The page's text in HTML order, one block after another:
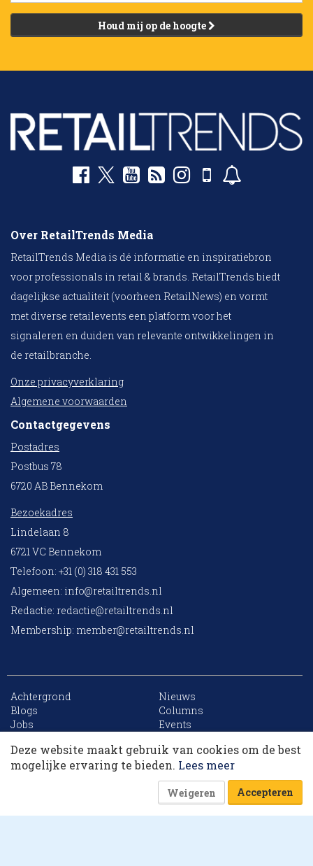
Houd mij op de hoogte
Over RetailTrends Media
RetailTrends Media is dé informatie en inspiratiebron
voor professionals in retail & brands. RetailTrends biedt
dagelijkse actualiteit (voorheen RetailNews) en vormt
met diverse retailevents een platform voor het
signaleren en duiden van relevante ontwikkelingen in
de retailbranche.
Onze privacyverklaring
Algemene voorwaarden
Contactgegevens
Postadres
Postbus 78
6720 AB Bennekom
Bezoekadres
Lindelaan 8
6721 VC Bennekom
Telefoon: +31 (0) 318 431 553
Algemeen: info@retailtrends.nl
Redactie: redactie@retailtrends.nl
Membership: member@retailtrends.nl
Achtergrond
Nieuws
Blogs
Columns
Jobs
Events
Archief
Sitemap
Website is powered by
Deze website maakt gebruik van cookies om de best
mogelijke ervaring te bieden. Lees meer
Weigeren Accepteren
10 collega’s
Korting op events